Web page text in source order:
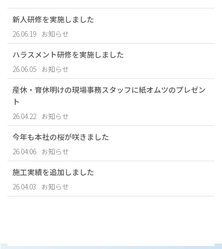
新人研修を実施しました
26.06.19 お知らせ
ハラスメント研修を実施しました
26.06.05 お知らせ
産休・育休明けの現場事務スタッフに紙オムツのプレゼン
ト
26.04.22 お知らせ
今年も本社の桜が咲きました
26.04.06 お知らせ
施工実績を追加しました
26.04.03 お知らせ